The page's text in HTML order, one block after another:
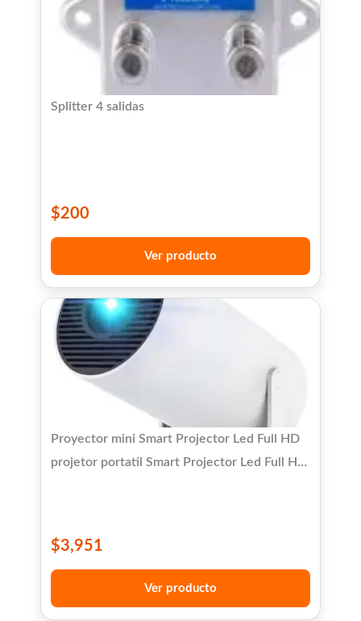
Splitter 4 salidas
$200
Ver producto
Proyector mini Smart Projector Led Full HD
projetor portatil Smart Projector Led Full HD
$3,951
Ver producto